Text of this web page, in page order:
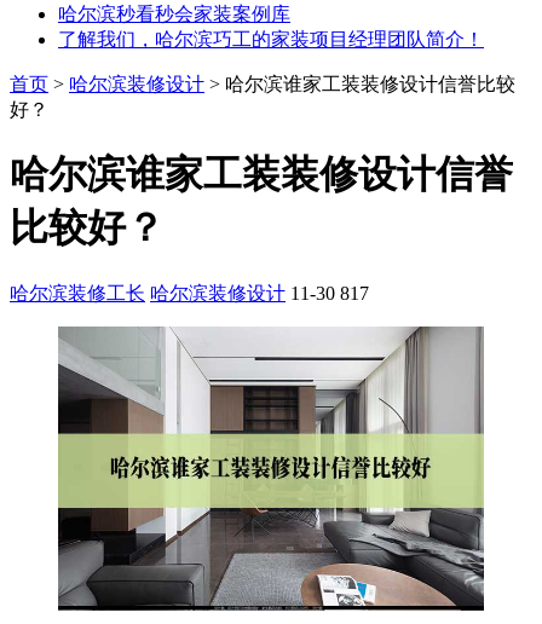
哈尔滨秒看秒会家装案例库
了解我们，哈尔滨巧工的家装项目经理团队简介！
首页 > 哈尔滨装修设计 > 哈尔滨谁家工装装修设计信誉比较
好？
哈尔滨谁家工装装修设计信誉
比较好？
哈尔滨装修工长 哈尔滨装修设计 11-30 817